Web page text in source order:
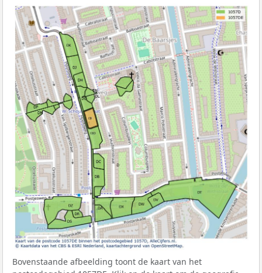
Bovenstaande afbeelding toont de kaart van het